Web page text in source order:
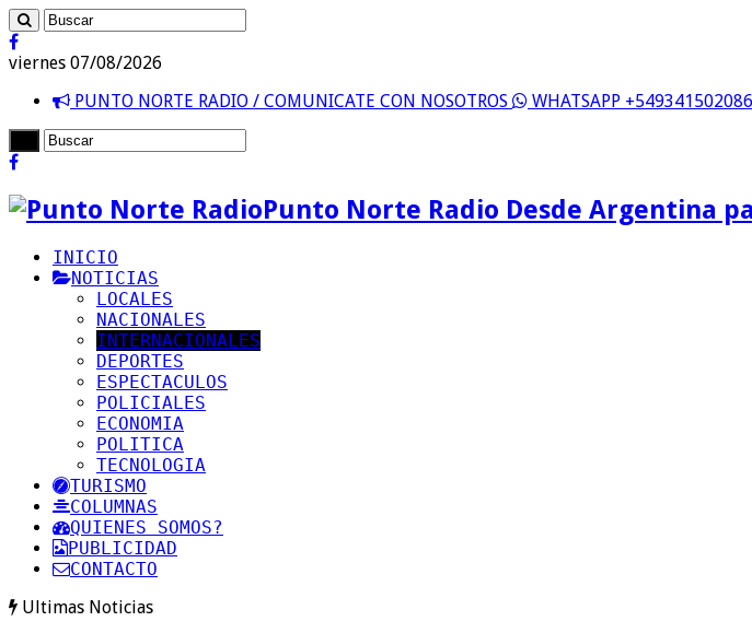
viernes 07/08/2026
PUNTO NORTE RADIO / COMUNICATE CON NOSOTROS
WHATSAPP
Punto Norte Radio Desde Argentina
INICIO
NOTICIAS
LOCALES
NACIONALES
INTERNACIONALES
DEPORTES
ESPECTACULOS
POLICIALES
ECONOMIA
POLITICA
TECNOLOGIA
TURISMO
COLUMNAS
QUIENES SOMOS?
PUBLICIDAD
CONTACTO
Ultimas Noticias